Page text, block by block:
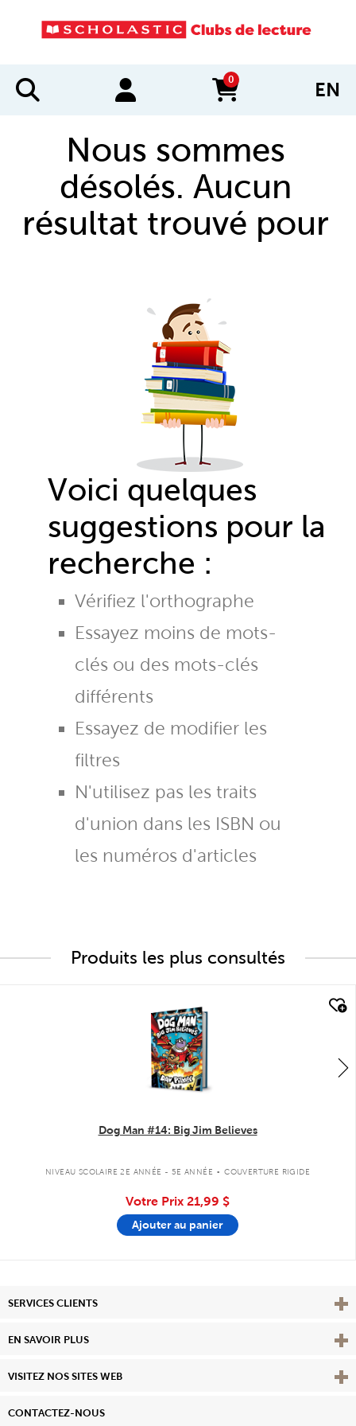
0
items in cart EN
Nous sommes
désolés. Aucun
résultat trouvé pour
Voici quelques
suggestions pour la
recherche :
Vérifiez l'orthographe
Essayez moins de mots-
clés ou des mots-clés
différents
Essayez de modifier les
filtres
N'utilisez pas les traits
d'union dans les ISBN ou
les numéros d'articles
Produits les plus consultés
Dog Man #14: Big Jim Believes
NIVEAU SCOLAIRE 2E ANNÉE - 5E ANNÉE . COUVERTURE RIGIDE
Votre Prix 21,99 $
Ajouter au panier
SERVICES CLIENTS
EN SAVOIR PLUS View
VISITEZ NOS SITES WEB
CONTACTEZ-NOUS